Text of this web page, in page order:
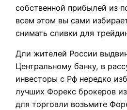
собственной прибылей из
всем этом вы сами
снимать сливки для
Дли жителей России
Центральному банку, в
инвесторы с Рф нередко
лучших Форекс брокеров
для торговли возьмите